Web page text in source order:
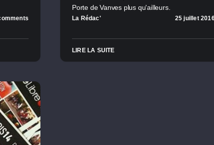
Porte de Vanves plus qu'ailleurs.
La Rédac' 25 juillet
LIRE LA SUITE